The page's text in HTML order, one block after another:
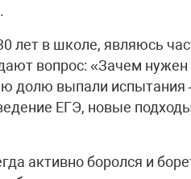
лет в школе, являюсь
вопрос: «Зачем
долю выпали испытания
ЕГЭ, новые
активно боролся и